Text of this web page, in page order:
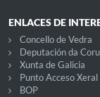
ENLACES DE
Concello de Vedra
Deputación da
Xunta de Galicia
Punto Acceso Xeral
BOP